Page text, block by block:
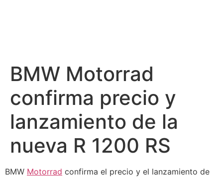
BMW Motorrad
confirma precio y
lanzamiento de la
nueva R 1200 RS
BMW Motorrad confirma el precio y el lanzamiento de